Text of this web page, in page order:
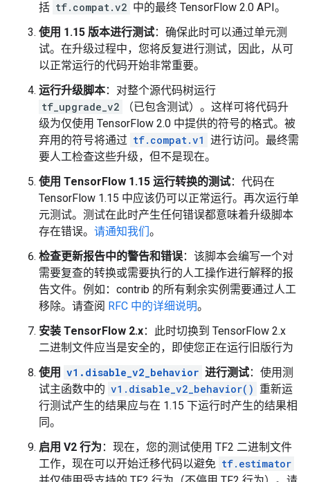
括 tf.compat.v2 中的最终 TensorFlow 2.0 API。
使用 1.15 版本进行测试：确保此时可以通过单元测
试。在升级过程中，您将反复进行测试，因此，从可
以正常运行的代码开始非常重要。
运行升级脚本：对整个源代码树运行
tf_upgrade_v2
（已包含测试）。这样可将代码升
级为仅使用 TensorFlow 2.0 中提供的符号的格式。被
弃用的符号将通过 tf.compat.v1 进行访问。最终需
要人工检查这些升级，但不是现在。
使用 TensorFlow 1.15 运行转换的测试：代码在
TensorFlow 1.15 中应该仍可以正常运行。再次运行单
元测试。测试在此时产生任何错误都意味着升级脚本
存在错误。 请通知我们。
检查更新报告中的警告和错误：该脚本会编写一个对
需要复查的转换或需要执行的人工操作进行解释的报
告文件。例如：contrib 的所有剩余实例需要通过人工
移除。请查阅 RFC 中的详细说明。
安装 TensorFlow 2.x：此时切换到 TensorFlow 2.x
二进制文件应当是安全的，即使您正在运行旧版行为
使用 v1.disable_v2_behavior 进行测试：使用测
试主函数中的 v1.disable_v2_behavior() 重新运
行测试产生的结果应与在 1.15 下运行时产生的结果相
同。
启用 V2 行为 ：现在，您的测试使用 TF2 二进制文件
工作，现在可以开始迁移代码以避免 tf.estimator